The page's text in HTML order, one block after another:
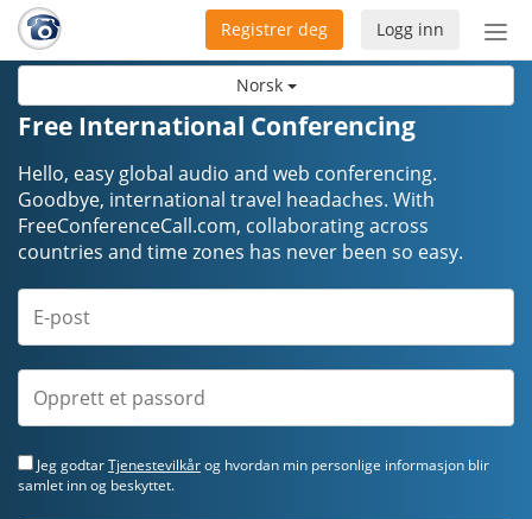
Norsk
Bytt
Logg inn
Registrer deg
Free International Conferencing
Hello, easy global audio and web conferencing.
Goodbye, international travel headaches. ​​​​​​​With
FreeConferenceCall.com, collaborating across
countries and time zones has never been so easy.
Jeg godtarTjenestevilkårog hvordan min personlige informasjon blir
samlet inn og beskyttet.